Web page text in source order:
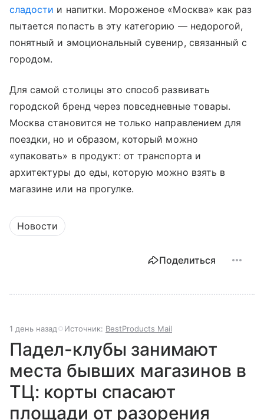
сладости и напитки. Мороженое «Москва» как раз
пытается попасть в эту категорию — недорогой,
понятный и эмоциональный сувенир, связанный с
городом.
Для самой столицы это способ развивать
городской бренд через повседневные товары.
Москва становится не только направлением для
поездки, но и образом, который можно
«упаковать» в продукт: от транспорта и
архитектуры до еды, которую можно взять в
магазине или на прогулке.
Новости
Поделиться
1 день назад Источник: BestProducts Mail
Падел-клубы занимают
места бывших магазинов в
ТЦ: корты спасают
площади от разорения